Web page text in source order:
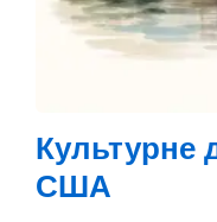
Культурне
США